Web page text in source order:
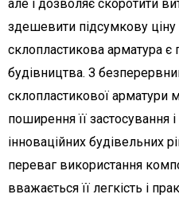
але і дозволяє скоротити
здешевити підсумкову
склопластикова арматура
будівництва. З
склопластикової арматури
поширення її застосування
інноваційних будівельних
переваг використання
вважається її легкість і